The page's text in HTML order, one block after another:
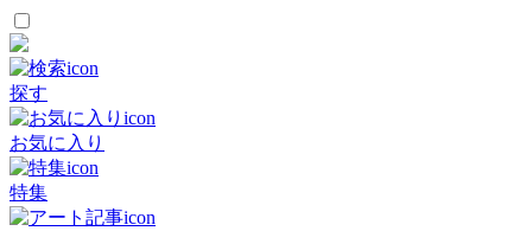
探す
お気に入り
特集